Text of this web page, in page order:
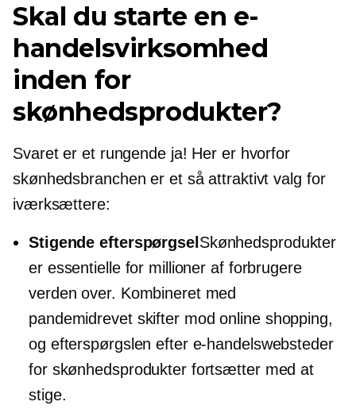
Skal du starte en e-
handelsvirksomhed
inden for
skønhedsprodukter?
Svaret er et rungende ja! Her er hvorfor
skønhedsbranchen er et så attraktivt valg for
iværksættere:
Stigende efterspørgsel Skønhedsprodukter
er essentielle for millioner af forbrugere
verden over. Kombineret med
pandemidrevetskifter mod online shopping,
og efterspørgslen efter e-handelswebsteder
for skønhedsprodukter fortsætter med at
stige.